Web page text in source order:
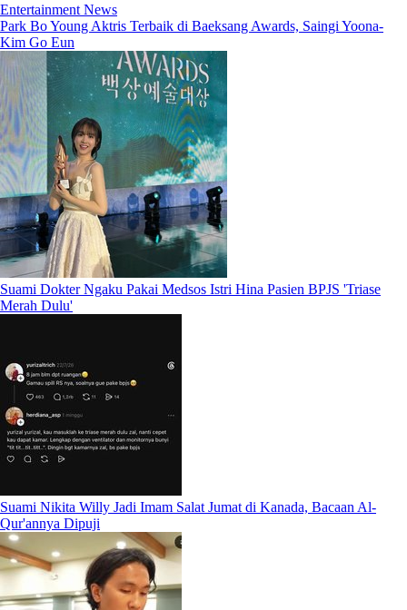
Entertainment News
Park Bo Young Aktris Terbaik di Baeksang Awards, Saingi Yoona-
Kim Go Eun
Suami Dokter Ngaku Pakai Medsos Istri Hina Pasien BPJS 'Triase
Merah Dulu'
Suami Nikita Willy Jadi Imam Salat Jumat di Kanada, Bacaan Al-
Qur'annya Dipuji